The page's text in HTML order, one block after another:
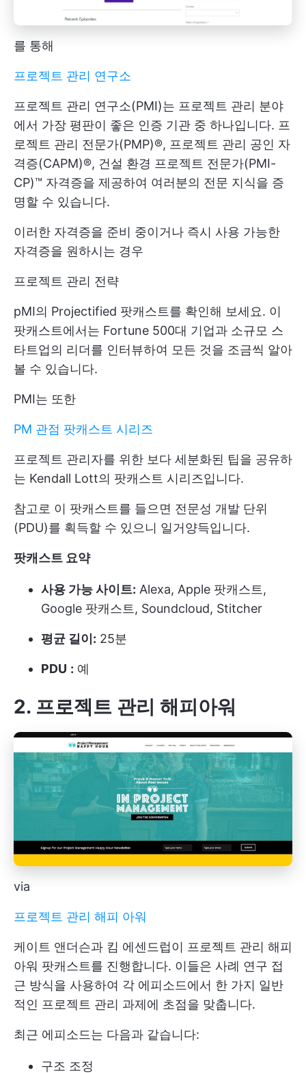
를 통해
프로젝트 관리 연구소
프로젝트 관리 연구소(PMI)는 프로젝트 관리 분야
에서 가장 평판이 좋은 인증 기관 중 하나입니다. 프
로젝트 관리 전문가(PMP)®, 프로젝트 관리 공인 자
격증(CAPM)®, 건설 환경 프로젝트 전문가(PMI-
CP)™ 자격증을 제공하여 여러분의 전문 지식을 증
명할 수 있습니다.
이러한 자격증을 준비 중이거나 즉시 사용 가능한
자격증을 원하시는 경우
프로젝트 관리 전략
pMI의 Projectified 팟캐스트를 확인해 보세요. 이
팟캐스트에서는 Fortune 500대 기업과 소규모 스
타트업의 리더를 인터뷰하여 모든 것을 조금씩 알아
볼 수 있습니다.
PMI는 또한
PM 관점 팟캐스트 시리즈
프로젝트 관리자를 위한 보다 세분화된 팁을 공유하
는 Kendall Lott의 팟캐스트 시리즈입니다.
참고로 이 팟캐스트를 들으면 전문성 개발 단위
(PDU)를 획득할 수 있으니 일거양득입니다.
팟캐스트 요약
사용 가능 사이트: Alexa, Apple 팟캐스트,
Google 팟캐스트, Soundcloud, Stitcher
평균 길이: 25분
PDU : 예
2. 프로젝트 관리 해피아워
via
프로젝트 관리 해피 아워
케이트 앤더슨과 킴 에센드럽이 프로젝트 관리 해피
아워 팟캐스트를 진행합니다. 이들은 사례 연구 접
근 방식을 사용하여 각 에피소드에서 한 가지 일반
적인 프로젝트 관리 과제에 초점을 맞춥니다.
최근 에피소드는 다음과 같습니다:
구조 조정